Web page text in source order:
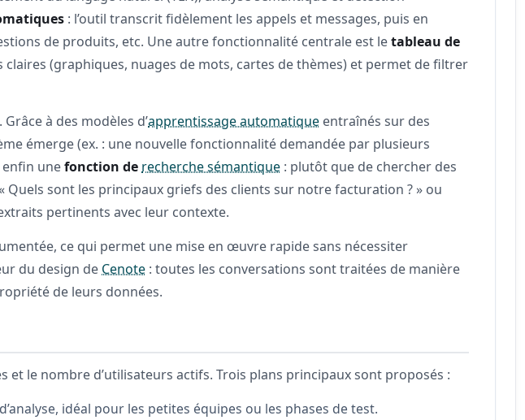
: l’outil transcrit fidèlement les appels et messages, puis en
de produits, etc. Une autre fonctionnalité centrale est letableau de
(graphiques, nuages de mots, cartes de thèmes) et permet de filtrer
. Grâce à des modèles d’apprentissage automatique entraînés sur des
émerge (ex. : une nouvelle fonctionnalité demandée par plusieurs
enfin unefonction de recherche sémantique : plutôt que de chercher des
sont les principaux griefs des clients sur notre facturation ? » ou
pertinents avec leur contexte.
ce qui permet une mise en œuvre rapide sans nécessiter
du design de Cenote : toutes les conversations sont traitées de manière
de leurs données.
le nombre d’utilisateurs actifs. Trois plans principaux sont proposés :
idéal pour les petites équipes ou les phases de test.